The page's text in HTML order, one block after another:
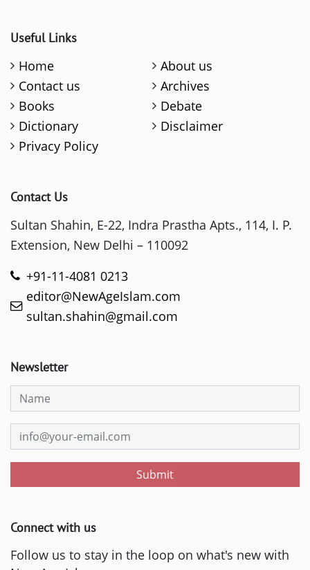
Useful Links
Home
About us
Contact us
Archives
Books
Debate
Dictionary
Disclaimer
Privacy Policy
Contact Us
Sultan Shahin, E-22, Indra Prastha Apts., 114, I. P.
Extension, New Delhi – 110092
+91-11-4081 0213
editor@NewAgeIslam.com
sultan.shahin@gmail.com
Newsletter
Submit
Connect with us
Follow us to stay in the loop on what's new with